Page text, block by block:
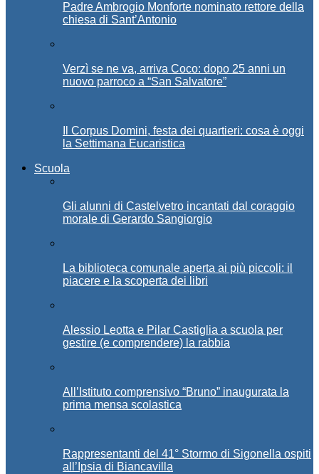
Padre Ambrogio Monforte nominato rettore della
chiesa di Sant’Antonio
Verzì se ne va, arriva Coco: dopo 25 anni un
nuovo parroco a “San Salvatore”
Il Corpus Domini, festa dei quartieri: cosa è oggi
la Settimana Eucaristica
Scuola
Gli alunni di Castelvetro incantati dal coraggio
morale di Gerardo Sangiorgio
La biblioteca comunale aperta ai più piccoli: il
piacere e la scoperta dei libri
Alessio Leotta e Pilar Castiglia a scuola per
gestire (e comprendere) la rabbia
All’Istituto comprensivo “Bruno” inaugurata la
prima mensa scolastica
Rappresentanti del 41° Stormo di Sigonella ospiti
all’Ipsia di Biancavilla